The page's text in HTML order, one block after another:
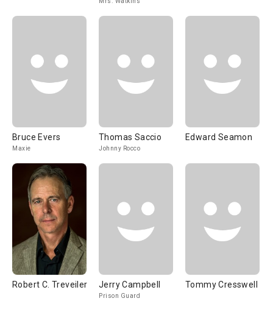
Bruce Evers
Maxie
Thomas Saccio
Johnny Rocco
Edward Seamon
Robert C. Treveiler Jerry Campbell
Prison Guard
Tommy Cresswell